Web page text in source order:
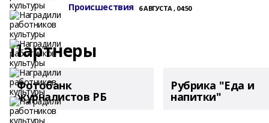
Происшествия 6 АВГУСТА , 04:50
Партнеры
Фотобанк
журналистов РБ
Рубрика "Еда и
напитки"